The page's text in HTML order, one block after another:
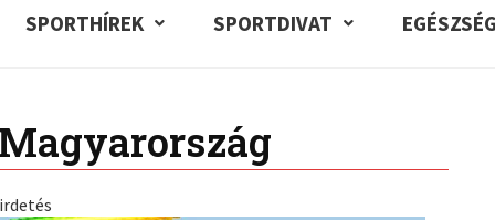
SPORTHÍREK SPORTDIVAT EGÉSZSÉG